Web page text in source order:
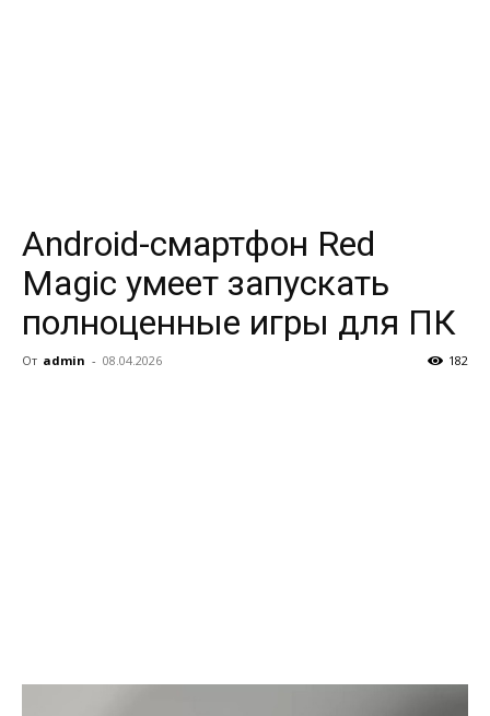
Android-смартфон Red
Magic умеет запускать
полноценные игры для ПК
От admin - 08.04.2026 182